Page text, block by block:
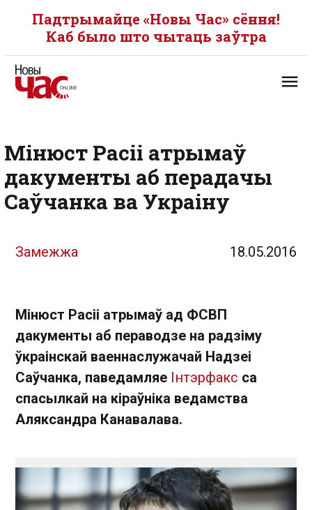
Падтрымайце «Новы Час» сёння!
Каб было што чытаць заўтра
Мінюст Расіі атрымаў
дакументы аб перадачы
Саўчанка ва Украіну
Замежжа 18.05.2016
Мінюст Расіі атрымаў ад ФСВП
дакументы аб пераводзе на радзіму
ўкраінскай ваеннаслужачай Надзеі
Саўчанка, паведамляе Інтэрфакс са
спасылкай на кіраўніка ведамства
Аляксандра Канавалава.